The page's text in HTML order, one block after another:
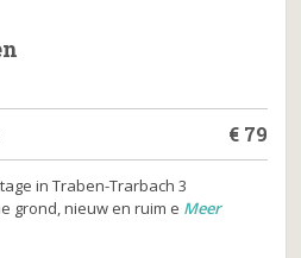
€ 79
in Traben-Trarbach 3
grond, nieuw en ruim e Meer